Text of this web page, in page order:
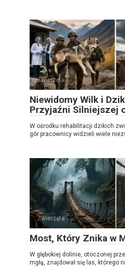
Zwierzęta
Niewidomy Wilk i
Przyjaźni Silniejszej
W ośrodku rehabilitacji dzikich
gór pracownicy widzieli wiele
Zwierzęta
Most, Który Znika w
W głębokiej dolinie, otoczonej
mgłą, znajdował się las, którego